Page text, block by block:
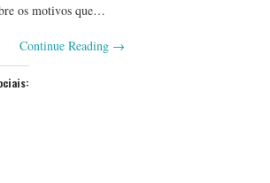
os motivos que…
Continue Reading →